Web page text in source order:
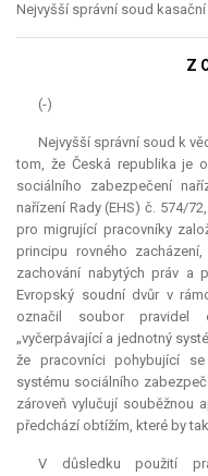
Nejvyšší správní soud
Z
(-)
Nejvyšší správní soud k
tom, že Česká republika je
sociálního zabezpečení
nařízení Rady (EHS) č. 574/
pro migrující pracovníky
principu rovného
zachování nabytých práv a
Evropský soudní dvůr v
označil soubor pravidel
„vyčerpávající a jednotný
že pracovníci pohybující
systému sociálního
zároveň vylučují souběžnou
předchází obtížím, které by
V důsledku použití